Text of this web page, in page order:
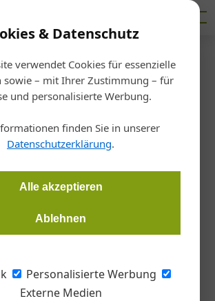
& Datenschutz
verwendet Cookies für essenzielle
sowie – mit Ihrer Zustimmung – für
und personalisierte Werbung.
finden Sie in unserer
Datenschutzerklärung.
Alle akzeptieren
Ablehnen
Personalisierte Werbung
Externe Medien
Startseite/Haustechnik
Vitra schließen
Partnerschaft
Spezialist Werit und der Keramikhersteller
Kompetenzen und haben vier Hygiene-WC-